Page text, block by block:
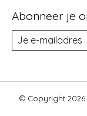
Abonneer je
© Copyright